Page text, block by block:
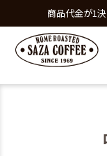
商品代金が1